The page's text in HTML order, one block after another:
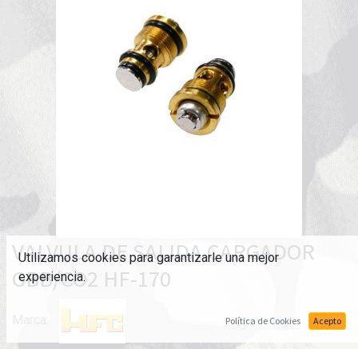
VALVULA DE SALIDA CARGADOR
GBB/CO2 HF-170
Utilizamos cookies para garantizarle una mejor
experiencia.
Política de Cookies Acepto